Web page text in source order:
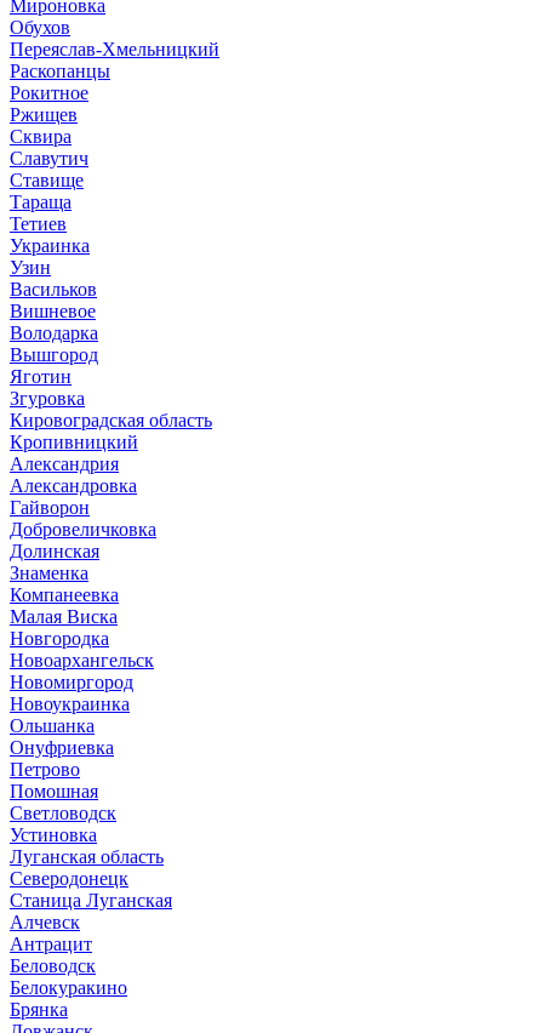
Мироновка
Обухов
Переяслав-Хмельницкий
Раскопанцы
Рокитное
Ржищев
Сквира
Славутич
Ставище
Тараща
Тетиев
Украинка
Узин
Васильков
Вишневое
Володарка
Вышгород
Яготин
Згуровка
Кировоградская область
Кропивницкий
Александрия
Александровка
Гайворон
Добровеличковка
Долинская
Знаменка
Компанеевка
Малая Виска
Новгородка
Новоархангельск
Новомиргород
Новоукраинка
Ольшанка
Онуфриевка
Петрово
Помошная
Светловодск
Устиновка
Луганская область
Северодонецк
Станица Луганская
Алчевск
Антрацит
Беловодск
Белокуракино
Брянка